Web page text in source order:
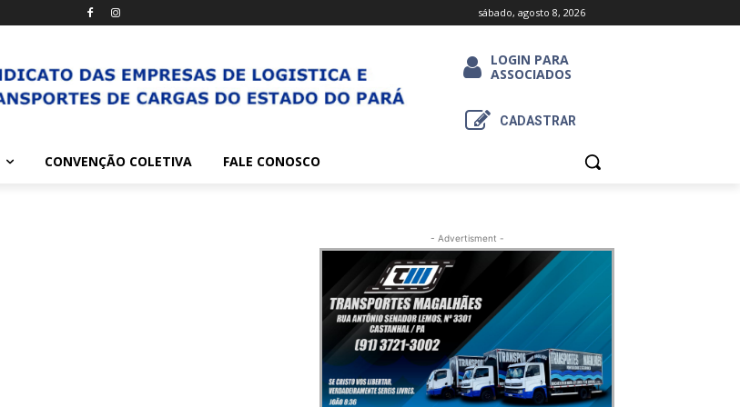
sábado, agosto 8, 2026
LOGIN PARA
ASSOCIADOS
CADASTRAR
CONVENÇÃO COLETIVA FALE CONOSCO
- Advertisment -